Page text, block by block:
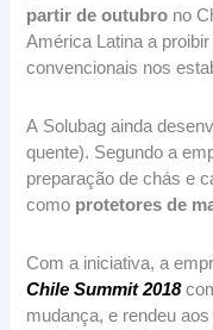
partir de outubro no
América Latina a
convencionais nos
A Solubag ainda
quente). Segundo a
preparação de chás e
como protetores de
Com a iniciativa, a
Chile Summit 2018
mudança, e rendeu